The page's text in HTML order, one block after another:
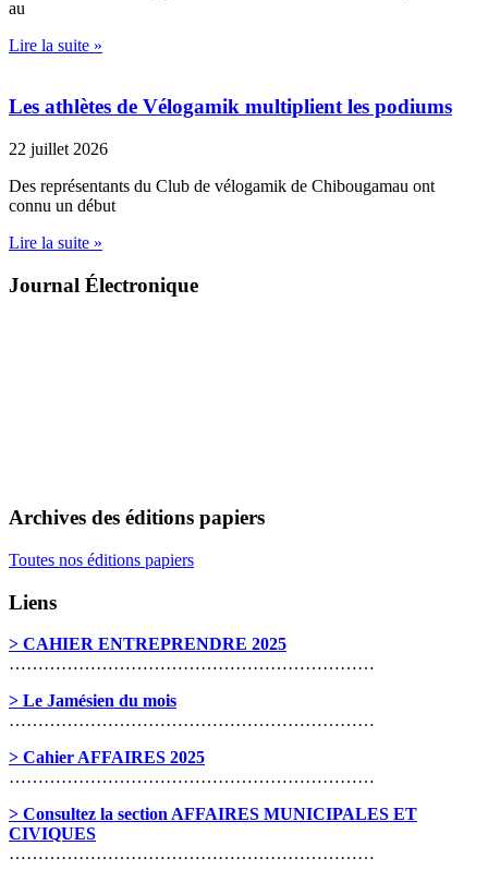
au
Lire la suite »
Les athlètes de Vélogamik multiplient les podiums
22 juillet 2026
Des représentants du Club de vélogamik de Chibougamau ont
connu un début
Lire la suite »
Journal Électronique
Archives des éditions papiers
Toutes nos éditions papiers
Liens
> CAHIER ENTREPRENDRE 2025
………………………………………………………
> Le Jamésien du mois
………………………………………………………
> Cahier AFFAIRES 2025
………………………………………………………
> Consultez la section AFFAIRES MUNICIPALES ET
CIVIQUES
………………………………………………………